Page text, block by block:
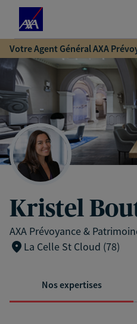
au
au
de
Votre Agent Général AXA
Kristel
AXA Prévoyance &
La Celle St Cloud (78)
Nos expertises